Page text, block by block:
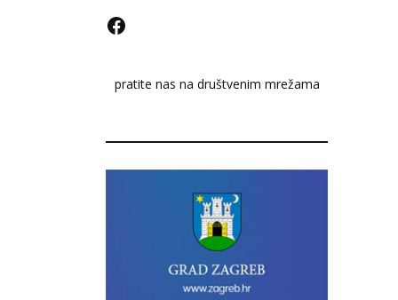
a
e
pratite nas na društvenim mrežama